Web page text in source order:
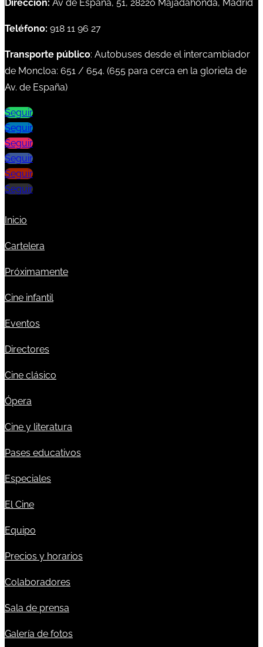
Dirección: Av de España, 51, 28220 Majadahonda, Madrid
Teléfono: 918 11 96 27
Transporte público: Autobuses desde el intercambiador
de Moncloa: 651 / 654. (655 para cerca en la glorieta de
Av. de España)
Seguir
Seguir
Seguir
Seguir
Seguir
Seguir
Inicio
Cartelera
Próximamente
Cine infantil
Eventos
Directores
Cine clásico
Ópera
Cine y literatura
Pases educativos
Especiales
El Cine
Equipo
Precios y horarios
Colaboradores
Sala de prensa
Galería de fotos